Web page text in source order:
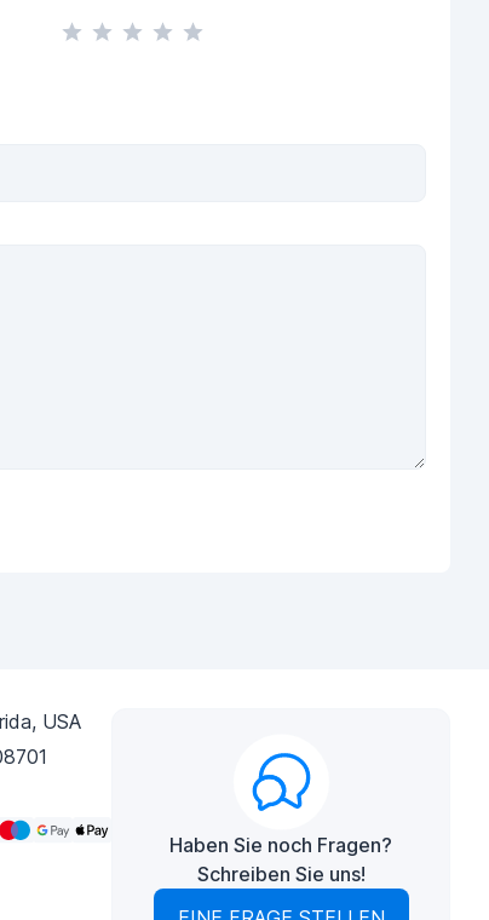
USA
Haben Sie noch Fragen?
Schreiben Sie uns!